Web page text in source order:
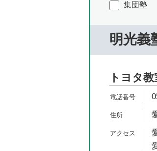
集団塾
明光義
トヨタ教